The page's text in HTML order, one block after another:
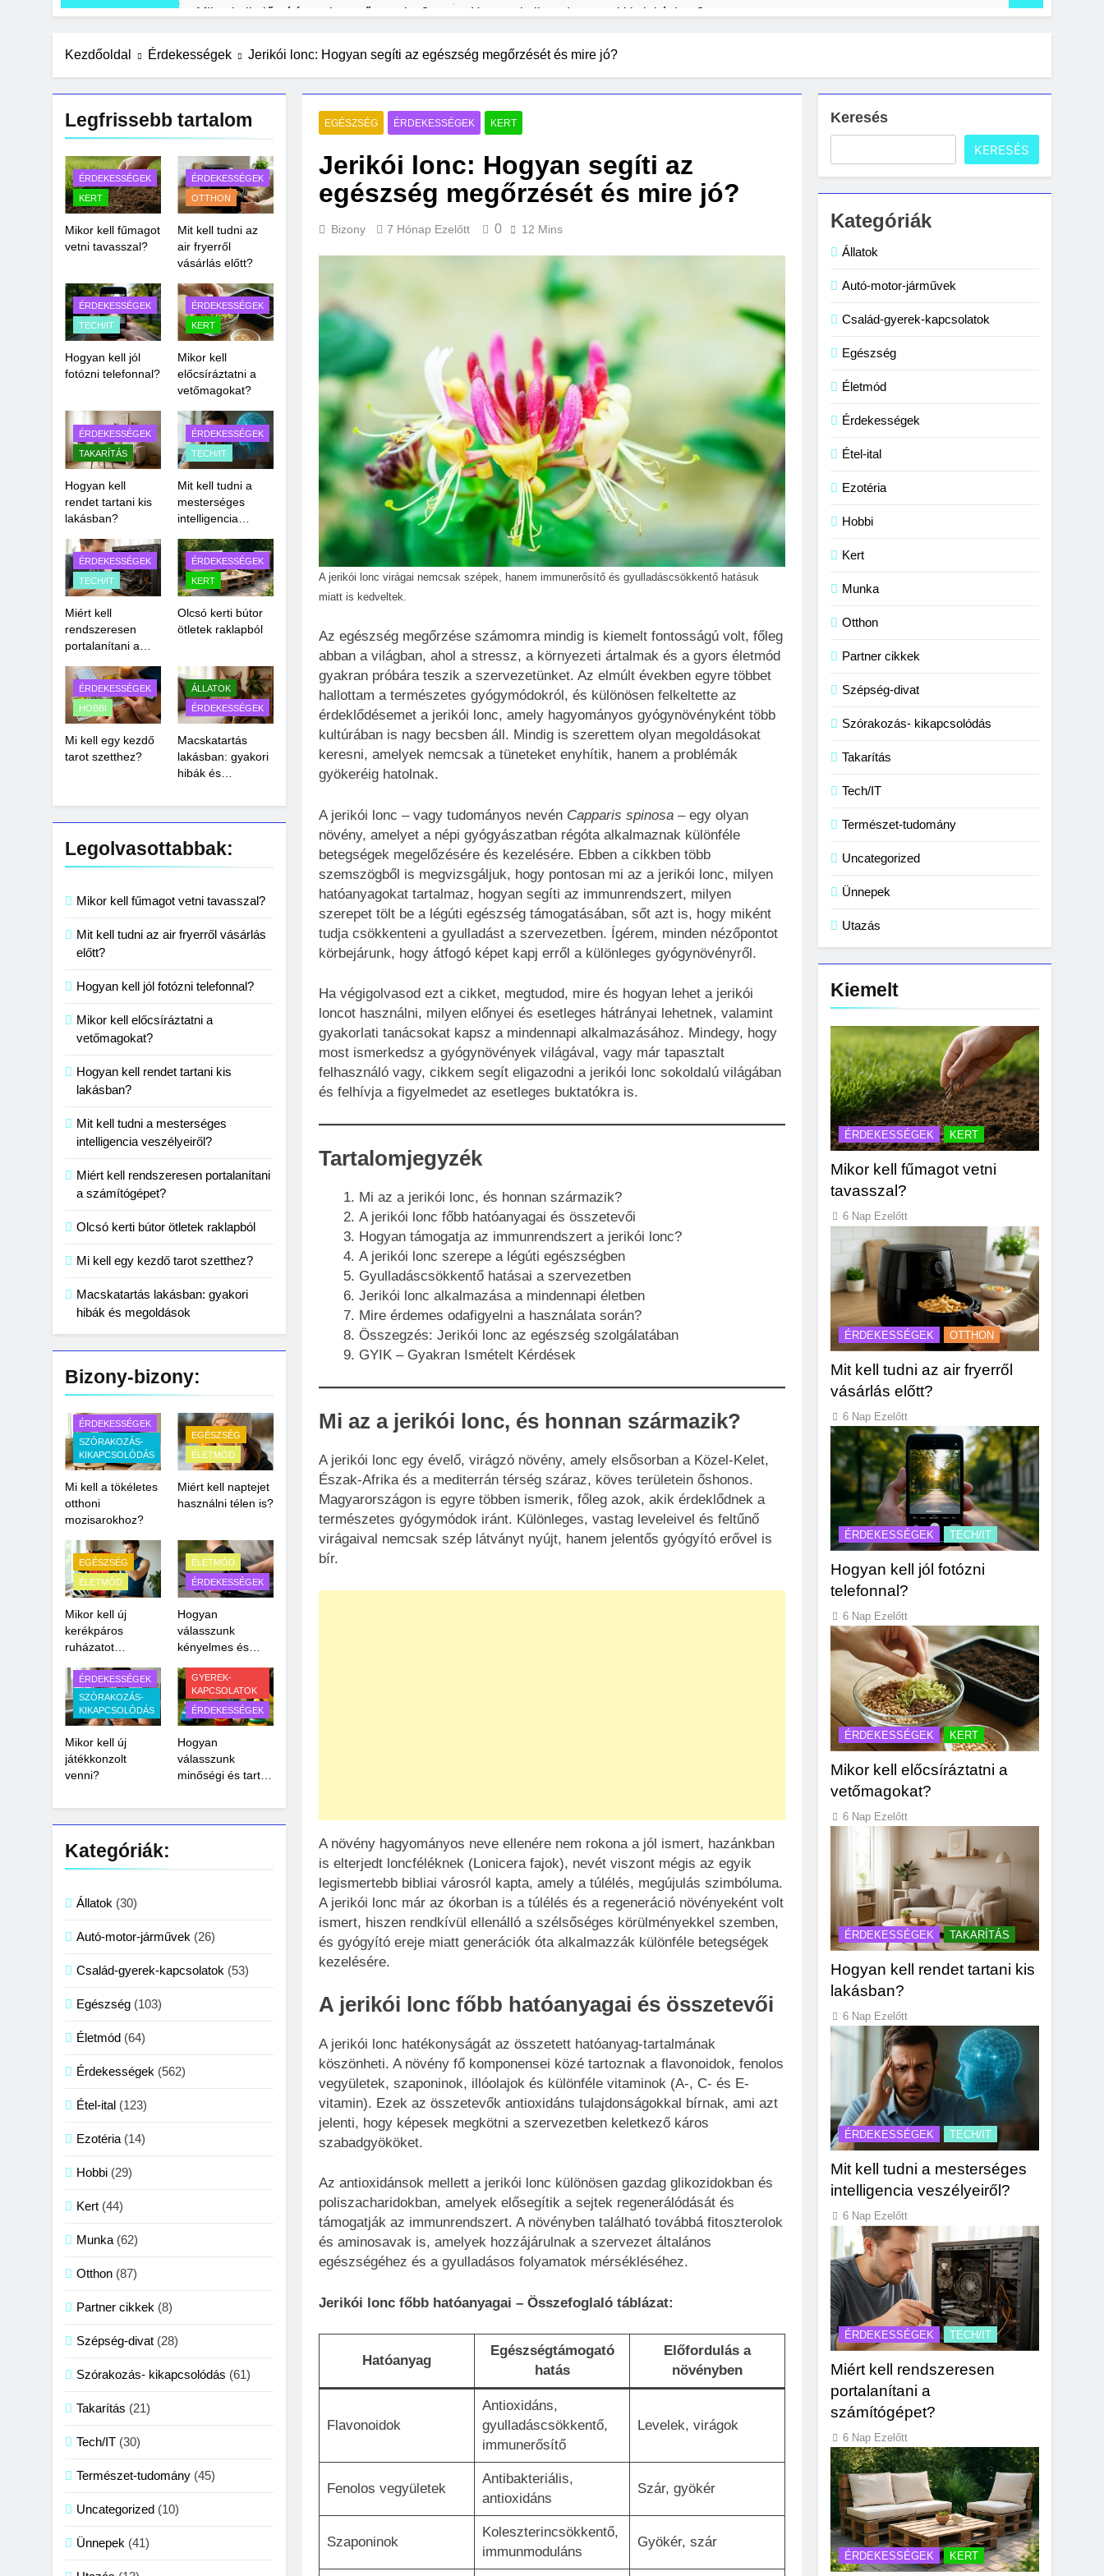
Mikor kell előcsíráztatni a vetőmagokat? Hogyan kell rendet tartani kis lakásban?
Mit kell tudni a mesterséges intelligencia veszélyeiről? Miért kell rendszeresen portalanítani a számítógépet?
Olcsó kerti bútor ötletek raklapból
2 Hét Ezelőtt
Mi kell egy kezdő tarot szetthez?
2 Hét Ezelőtt
Macskatartás lakásban: gyakori hibák és megoldások
Kezdőoldal Érdekességek Jerikói lonc: Hogyan segíti az egészség megőrzését és mire jó?
Legfrissebb tartalom
ÉRDEKESSÉGEK
KERT
Mikor kell fűmagot
vetni tavasszal?
ÉRDEKESSÉGEK
OTTHON
Mit kell tudni az
air fryerről
vásárlás előtt?
ÉRDEKESSÉGEK
TECH/IT
Hogyan kell jól
fotózni telefonnal?
ÉRDEKESSÉGEK
KERT
Mikor kell
előcsíráztatni a
vetőmagokat?
ÉRDEKESSÉGEK
TAKARÍTÁS
Hogyan kell
rendet tartani kis
lakásban?
ÉRDEKESSÉGEK
TECH/IT
Mit kell tudni a
mesterséges
intelligencia
ÉRDEKESSÉGEK
TECH/IT
Miért kell
rendszeresen
portalanítani a
ÉRDEKESSÉGEK
KERT
Olcsó kerti bútor
ötletek raklapból
ÉRDEKESSÉGEK
HOBBI
Mi kell egy kezdő
tarot szetthez?
ÁLLATOK
ÉRDEKESSÉGEK
Macskatartás
lakásban: gyakori
hibák és
Legolvasottabbak:
Mikor kell fűmagot vetni tavasszal?
Mit kell tudni az air fryerről vásárlás
előtt?
Hogyan kell jól fotózni telefonnal?
Mikor kell előcsíráztatni a
vetőmagokat?
Hogyan kell rendet tartani kis
lakásban?
Mit kell tudni a mesterséges
intelligencia veszélyeiről?
Miért kell rendszeresen portalanítani
a számítógépet?
Olcsó kerti bútor ötletek raklapból
Mi kell egy kezdő tarot szetthez?
Macskatartás lakásban: gyakori
hibák és megoldások
Bizony-bizony:
ÉRDEKESSÉGEK
SZÓRAKOZÁS-
KIKAPCSOLÓDÁS
Mi kell a tökéletes
otthoni
mozisarokhoz?
EGÉSZSÉG
ÉLETMÓD
Miért kell naptejet
használni télen is?
EGÉSZSÉG
ÉLETMÓD
Mikor kell új
kerékpáros
ruházatot
ÉLETMÓD
ÉRDEKESSÉGEK
Hogyan
válasszunk
kényelmes és
biciklis kesztyűt?
ÉRDEKESSÉGEK
SZÓRAKOZÁS-
KIKAPCSOLÓDÁS
Mikor kell új
játékkonzolt
venni?
GYEREK-
KAPCSOLATOK
ÉRDEKESSÉGEK
Hogyan
válasszunk
minőségi és tartós
gyerekeknek?
Kategóriák:
Állatok (30)
Autó-motor-járművek (26)
Család-gyerek-kapcsolatok (53)
Egészség (103)
Életmód (64)
Érdekességek (562)
Étel-ital (123)
Ezotéria (14)
Hobbi (29)
Kert (44)
Munka (62)
Otthon (87)
Partner cikkek (8)
Szépség-divat (28)
Szórakozás- kikapcsolódás (61)
Takarítás (21)
Tech/IT (30)
Természet-tudomány (45)
Uncategorized (10)
Ünnepek (41)
EGÉSZSÉG ÉRDEKESSÉGEK KERT
Jerikói lonc: Hogyan segíti az
egészség megőrzését és mire jó?
Bizony 7 Hónap Ezelőtt 0 12 Mins
A jerikói lonc virágai nemcsak szépek, hanem immunerősítő és gyulladáscsökkentő hatásuk
miatt is kedveltek.
Az egészség megőrzése számomra mindig is kiemelt fontosságú volt, főleg
abban a világban, ahol a stressz, a környezeti ártalmak és a gyors életmód
gyakran próbára teszik a szervezetünket. Az elmúlt években egyre többet
hallottam a természetes gyógymódokról, és különösen felkeltette az
érdeklődésemet a jerikói lonc, amely hagyományos gyógynövényként több
kultúrában is nagy becsben áll. Mindig is szerettem olyan megoldásokat
keresni, amelyek nemcsak a tüneteket enyhítik, hanem a problémák
gyökeréig hatolnak.
A jerikói lonc – vagy tudományos nevén Capparis spinosa – egy olyan
növény, amelyet a népi gyógyászatban régóta alkalmaznak különféle
betegségek megelőzésére és kezelésére. Ebben a cikkben több
szemszögből is megvizsgáljuk, hogy pontosan mi az a jerikói lonc, milyen
hatóanyagokat tartalmaz, hogyan segíti az immunrendszert, milyen
szerepet tölt be a légúti egészség támogatásában, sőt azt is, hogy miként
tudja csökkenteni a gyulladást a szervezetben. Ígérem, minden nézőpontot
körbejárunk, hogy átfogó képet kapj erről a különleges gyógynövényről.
Ha végigolvasod ezt a cikket, megtudod, mire és hogyan lehet a jerikói
loncot használni, milyen előnyei és esetleges hátrányai lehetnek, valamint
gyakorlati tanácsokat kapsz a mindennapi alkalmazásához. Mindegy, hogy
most ismerkedsz a gyógynövények világával, vagy már tapasztalt
felhasználó vagy, cikkem segít eligazodni a jerikói lonc sokoldalú világában
és felhívja a figyelmedet az esetleges buktatókra is.
Tartalomjegyzék
Mi az a jerikói lonc, és honnan származik?
A jerikói lonc főbb hatóanyagai és összetevői
Hogyan támogatja az immunrendszert a jerikói lonc?
A jerikói lonc szerepe a légúti egészségben
Gyulladáscsökkentő hatásai a szervezetben
Jerikói lonc alkalmazása a mindennapi életben
Mire érdemes odafigyelni a használata során?
Összegzés: Jerikói lonc az egészség szolgálatában
GYIK – Gyakran Ismételt Kérdések
Mi az a jerikói lonc, és honnan származik?
A jerikói lonc egy évelő, virágzó növény, amely elsősorban a Közel-Kelet,
Észak-Afrika és a mediterrán térség száraz, köves területein őshonos.
Magyarországon is egyre többen ismerik, főleg azok, akik érdeklődnek a
természetes gyógymódok iránt. Különleges, vastag leveleivel és feltűnő
virágaival nemcsak szép látványt nyújt, hanem jelentős gyógyító erővel is
bír.
A növény hagyományos neve ellenére nem rokona a jól ismert, hazánkban
is elterjedt loncféléknek (Lonicera fajok), nevét viszont mégis az egyik
legismertebb bibliai városról kapta, amely a túlélés, megújulás szimbóluma.
A jerikói lonc már az ókorban is a túlélés és a regeneráció növényeként volt
ismert, hiszen rendkívül ellenálló a szélsőséges körülményekkel szemben,
és gyógyító ereje miatt generációk óta alkalmazzák különféle betegségek
kezelésére.
A jerikói lonc főbb hatóanyagai és összetevői
A jerikói lonc hatékonyságát az összetett hatóanyag-tartalmának
köszönheti. A növény fő komponensei közé tartoznak a flavonoidok, fenolos
vegyületek, szaponinok, illóolajok és különféle vitaminok (A-, C- és E-
vitamin). Ezek az összetevők antioxidáns tulajdonságokkal bírnak, ami azt
jelenti, hogy képesek megkötni a szervezetben keletkező káros
szabadgyököket.
Az antioxidánsok mellett a jerikói lonc különösen gazdag glikozidokban és
poliszacharidokban, amelyek elősegítik a sejtek regenerálódását és
támogatják az immunrendszert. A növényben található továbbá fitoszterolok
és aminosavak is, amelyek hozzájárulnak a szervezet általános
egészségéhez és a gyulladásos folyamatok mérsékléséhez.
Jerikói lonc főbb hatóanyagai – Összefoglaló táblázat:
Hatóanyag
Egészségtámogató
hatás
Előfordulás a
növényben
Flavonoidok
Antioxidáns,
gyulladáscsökkentő,
immunerősítő
Levelek, virágok
Fenolos vegyületek
Antibakteriális,
antioxidáns
Szár, gyökér
Szaponinok
Koleszterincsökkentő,
immunmoduláns
Gyökér, szár
Keresés
KERESÉS
Kategóriák
Állatok
Autó-motor-járművek
Család-gyerek-kapcsolatok
Egészség
Életmód
Érdekességek
Étel-ital
Ezotéria
Hobbi
Kert
Munka
Otthon
Partner cikkek
Szépség-divat
Szórakozás- kikapcsolódás
Takarítás
Tech/IT
Természet-tudomány
Uncategorized
Ünnepek
Utazás
Kiemelt
ÉRDEKESSÉGEK KERT
Mikor kell fűmagot vetni
tavasszal?
6 Nap Ezelőtt
ÉRDEKESSÉGEK OTTHON
Mit kell tudni az air fryerről
vásárlás előtt?
6 Nap Ezelőtt
ÉRDEKESSÉGEK TECH/IT
Hogyan kell jól fotózni
telefonnal?
6 Nap Ezelőtt
ÉRDEKESSÉGEK KERT
Mikor kell előcsíráztatni a
vetőmagokat?
6 Nap Ezelőtt
ÉRDEKESSÉGEK TAKARÍTÁS
Hogyan kell rendet tartani kis
lakásban?
6 Nap Ezelőtt
ÉRDEKESSÉGEK TECH/IT
Mit kell tudni a mesterséges
intelligencia veszélyeiről?
6 Nap Ezelőtt
ÉRDEKESSÉGEK TECH/IT
Miért kell rendszeresen
portalanítani a
számítógépet?
6 Nap Ezelőtt
ÉRDEKESSÉGEK KERT